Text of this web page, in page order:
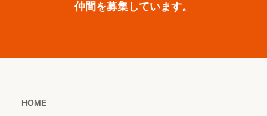
仲間を募集しています。
HOME